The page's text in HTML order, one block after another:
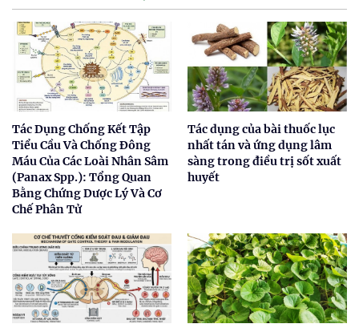
Tác Dụng Chống Kết Tập
Tiểu Cầu Và Chống Đông
Máu Của Các Loài Nhân Sâm
(Panax Spp.): Tổng Quan
Bằng Chứng Dược Lý Và Cơ
Chế Phân Tử
Tác dụng của bài thuốc lục
nhất tán và ứng dụng lâm
sàng trong điều trị sốt xuất
huyết